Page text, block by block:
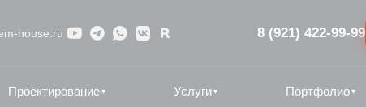
house.ru 8 (921) 422-99-99
Проектирование ▾ Услуги ▾ Портфолио▾